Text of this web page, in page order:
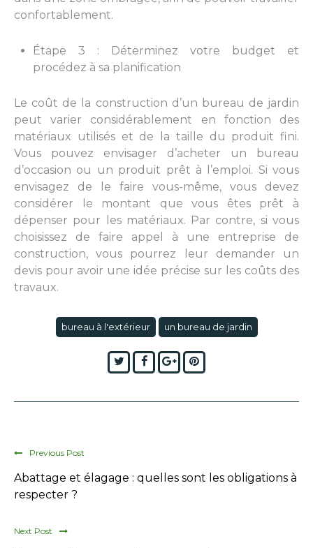
confortablement.
Étape 3 : Déterminez votre budget et
procédez à sa planification
Le coût de la construction d’un bureau de jardin
peut varier considérablement en fonction des
matériaux utilisés et de la taille du produit fini.
Vous pouvez envisager d’acheter un bureau
d’occasion ou un produit prêt à l’emploi. Si vous
envisagez de le faire vous-même, vous devez
considérer le montant que vous êtes prêt à
dépenser pour les matériaux. Par contre, si vous
choisissez de faire appel à une entreprise de
construction, vous pourrez leur demander un
devis pour avoir une idée précise sur les coûts des
travaux.
bureau à l'extérieur un bureau de jardin
TwitterFacebook
Google+Pinterest
Previous Post
Abattage et élagage : quelles sont les obligations à
respecter ?
Next Post